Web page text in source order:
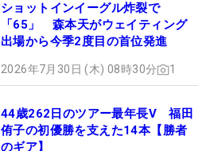
ショットインイーグル炸裂で
「65」 森本天がウェイティング
出場から今季2度目の首位発進
2026年7月30日 (木) 08時30分 1
44歳262日のツアー最年長V 福田
侑子の初優勝を支えた14本【勝者
のギア】